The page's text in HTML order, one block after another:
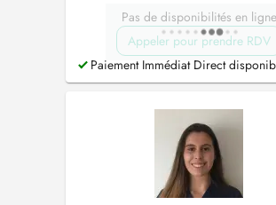
Pas de disponibilités en ligne
Appeler pour prendre RDV
Paiement Immédiat Direct